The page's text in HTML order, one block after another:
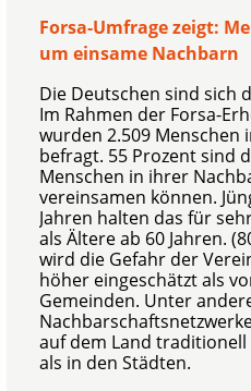
Forsa-Umfrage zeigt:
um einsame Nachbarn
Die Deutschen sind sich
Im Rahmen der Forsa-
wurden 2.509 Menschen
befragt. 55 Prozent sind
Menschen in ihrer
vereinsamen können.
Jahren halten das für
als Ältere ab 60 Jahren.
wird die Gefahr der
höher eingeschätzt als
Gemeinden. Unter
auf dem Land
als in den Städten.